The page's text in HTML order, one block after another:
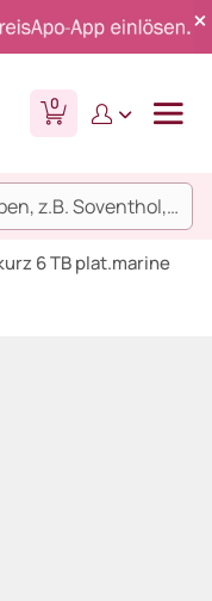
0
6 TB plat.marine